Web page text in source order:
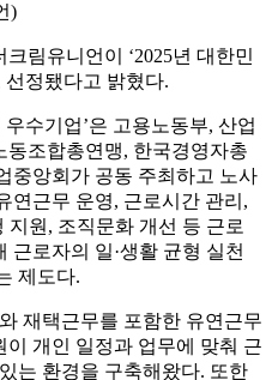
)
림유니언이 ‘2025년 대한민
선정됐다고 밝혔다.
우수기업’은 고용노동부, 산업
조합총연맹, 한국경영자총
중앙회가 공동 주최하고 노사
연근무 운영, 근로시간 관리,
지원, 조직문화 개선 등 근로
근로자의 일·생활 균형 실천
제도다.
재택근무를 포함한 유연근무
개인 일정과 업무에 맞춰 근
는 환경을 구축해왔다. 또한